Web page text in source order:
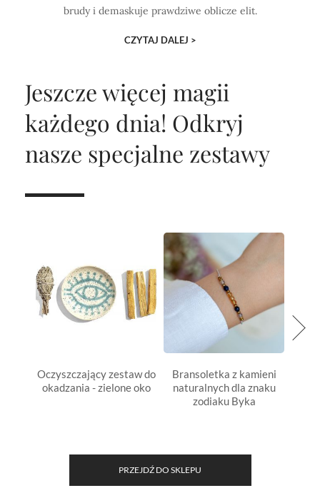
brudy i demaskuje prawdziwe oblicze elit.
CZYTAJ DALEJ >
Jeszcze więcej magii
każdego dnia! Odkryj
nasze specjalne zestawy
Oczyszczający zestaw do
okadzania - zielone oko
Bransoletka z kamieni
naturalnych dla znaku
zodiaku Byka
PRZEJDŹ DO SKLEPU